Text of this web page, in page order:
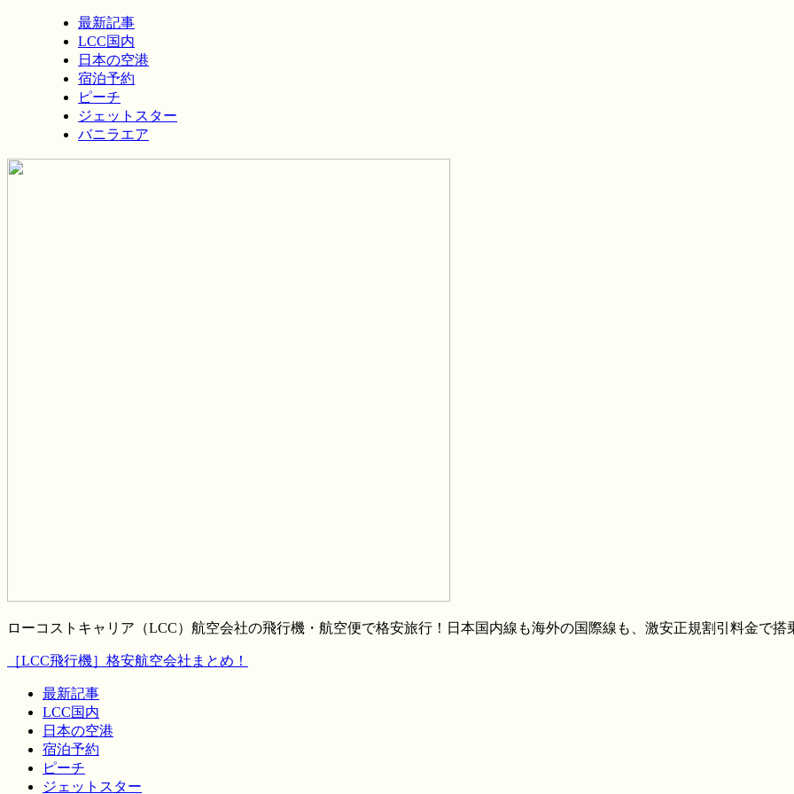
最新記事
LCC国内
日本の空港
宿泊予約
ピーチ
ジェットスター
バニラエア
ローコストキャリア（LCC）航空会社の飛行機・航空便で格安旅行！日本国内線も海外の国際線も、激安正規割引料金で搭
［LCC飛行機］格安航空会社まとめ！
最新記事
LCC国内
日本の空港
宿泊予約
ピーチ
ジェットスター